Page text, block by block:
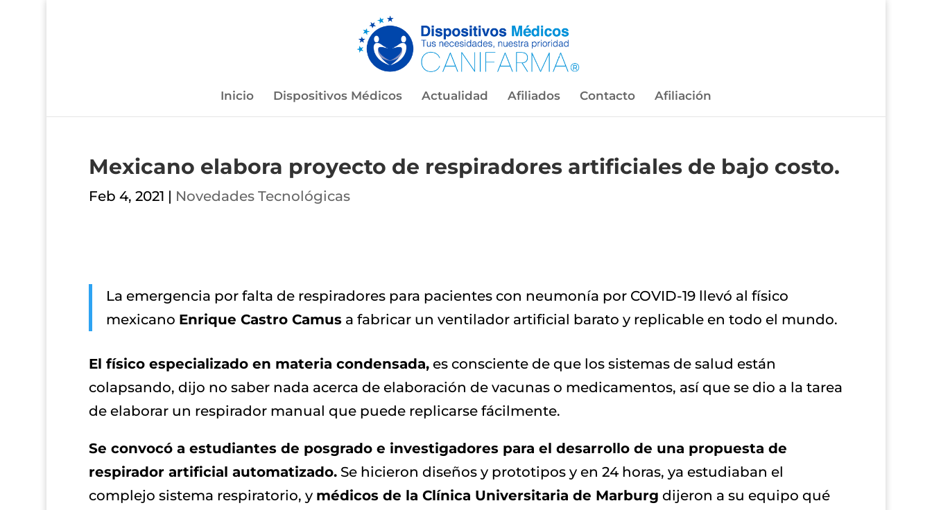
Inicio Dispositivos Médicos Actualidad Afiliados Contacto Afiliación
Mexicano elabora proyecto de respiradores artificiales de bajo costo.
Feb 4, 2021 | Novedades Tecnológicas
La emergencia por falta de respiradores para pacientes con neumonía por COVID-19 llevó al físico
mexicano Enrique Castro Camusa fabricar un ventilador artificial barato y replicable en todo el mundo.
El físico especializado en materia condensada,es consciente de que los sistemas de salud están
colapsando, dijo no saber nada acerca de elaboración de vacunas o medicamentos, así que se dio a la tarea
de elaborar un respirador manual que puede replicarse fácilmente.
Se convocó a estudiantes de posgrado e investigadores para el desarrollo de una propuesta de
respirador artificial automatizado.Se hicieron diseños y prototipos y en 24 horas, ya estudiaban el
complejo sistema respiratorio, y médicos de la Clínica Universitaria de Marburg dijeron a su equipo qué